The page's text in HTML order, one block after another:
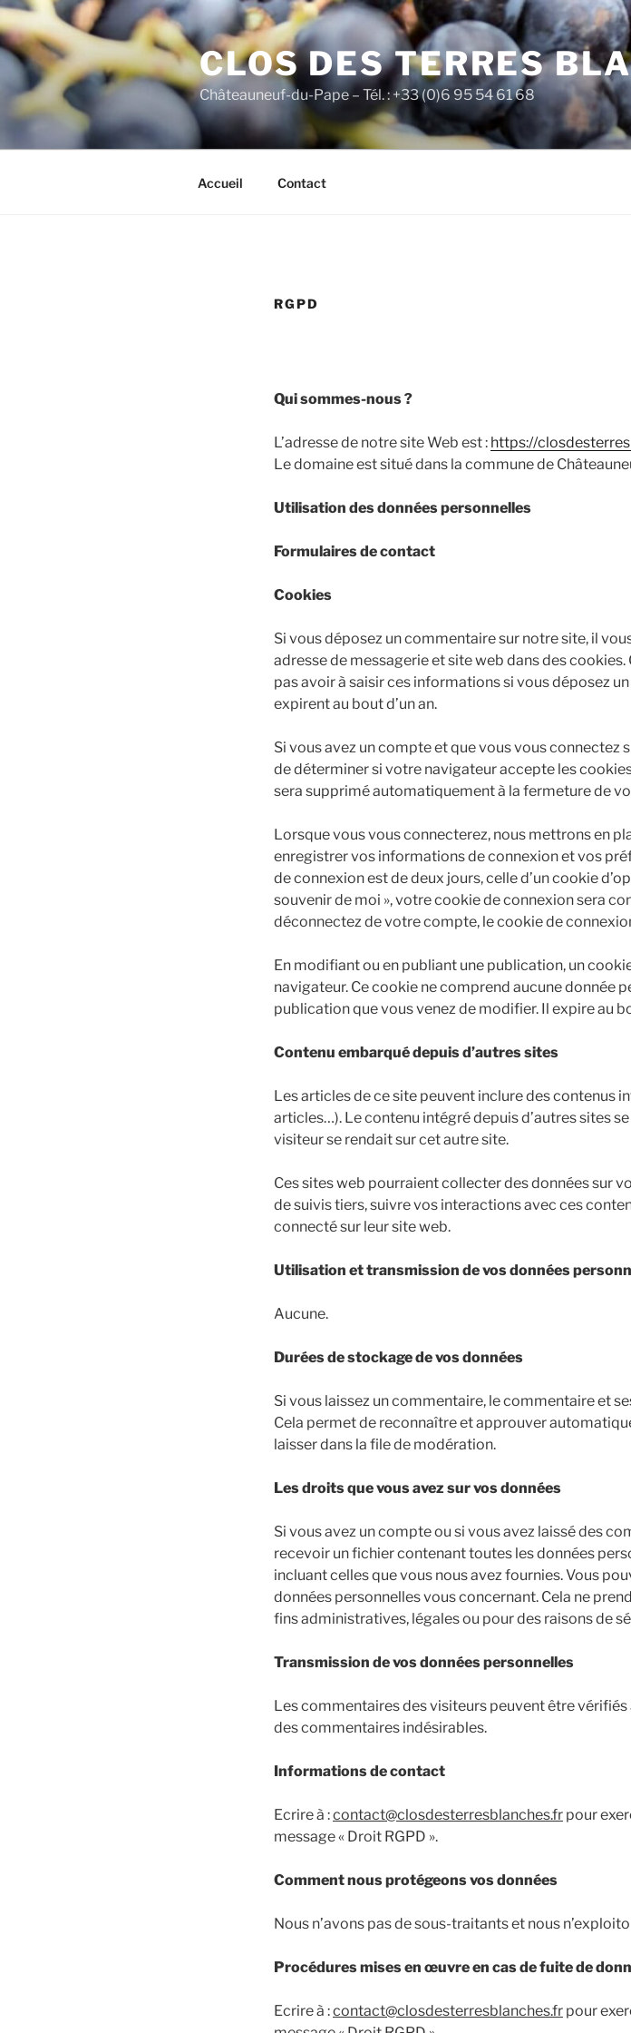
Aller
au
contenu
principal
CLOS DES TERRES
Châteauneuf-du-Pape – Tél. : +33 (0)6 95 54 61 68
Accueil Contact
RGPD
Qui sommes-nous ?
L’adresse de notre site Web est : https://
Le domaine est situé dans la commune de
Utilisation des données personnelles
Formulaires de contact
Cookies
Si vous déposez un commentaire sur notre site, il
adresse de messagerie et site web dans des
pas avoir à saisir ces informations si vous déposez
expirent au bout d’un an.
Si vous avez un compte et que vous vous connectez
de déterminer si votre navigateur accepte les
sera supprimé automatiquement à la fermeture de
Lorsque vous vous connecterez, nous mettrons en
enregistrer vos informations de connexion et vos
de connexion est de deux jours, celle d’un cookie
souvenir de moi », votre cookie de connexion sera
déconnectez de votre compte, le cookie de
En modifiant ou en publiant une publication, un
navigateur. Ce cookie ne comprend aucune donnée
publication que vous venez de modifier. Il expire au
Contenu embarqué depuis d’autres sites
Les articles de ce site peuvent inclure des contenus
articles…). Le contenu intégré depuis d’autres sites
visiteur se rendait sur cet autre site.
Ces sites web pourraient collecter des données sur
de suivis tiers, suivre vos interactions avec ces
connecté sur leur site web.
Utilisation et transmission de vos données
Aucune.
Durées de stockage de vos données
Si vous laissez un commentaire, le commentaire et
Cela permet de reconnaître et approuver
laisser dans la file de modération.
Les droits que vous avez sur vos données
Si vous avez un compte ou si vous avez laissé des
recevoir un fichier contenant toutes les données
incluant celles que vous nous avez fournies. Vous
données personnelles vous concernant. Cela ne
fins administratives, légales ou pour des raisons de
Transmission de vos données personnelles
Les commentaires des visiteurs peuvent être
des commentaires indésirables.
Informations de contact
Ecrire à :contact@closdesterresblanches.fr pour
message « Droit RGPD ».
Comment nous protégeons vos données
Nous n’avons pas de sous-traitants et nous
Procédures mises en œuvre en cas de fuite de
Ecrire à :contact@closdesterresblanches.fr pour